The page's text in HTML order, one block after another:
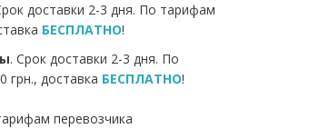
доставки 2-3 дня. По тарифам
БЕСПЛАТНО!
. Срок доставки 2-3 дня. По
грн., доставка БЕСПЛАТНО!
перевозчика